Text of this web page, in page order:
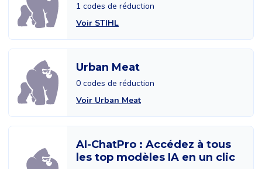
1 codes de réduction
Voir STIHL
Urban Meat
0 codes de réduction
Voir Urban Meat
AI-ChatPro : Accédez à tous
les top modèles IA en un clic